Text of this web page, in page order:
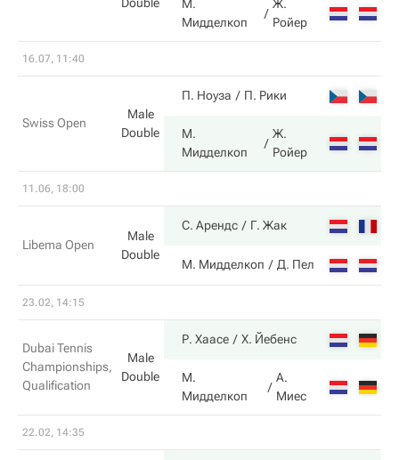
М.
Мидделкоп
Ж.
Ройер
16.07, 11:40
Swiss Open
Male
Double
П. Ноуза П. Рики
М.
Мидделкоп
Ж.
Ройер
11.06, 18:00
Libema Open
Male
Double
С. Арендс Г. Жак
М. Мидделкоп Д. Пел
23.02, 14:15
Dubai Tennis
Championships,
Qualification
Male
Double
Р. Хаасе Х. Йебенс
М.
Мидделкоп
А.
Миес
22.02, 14:35